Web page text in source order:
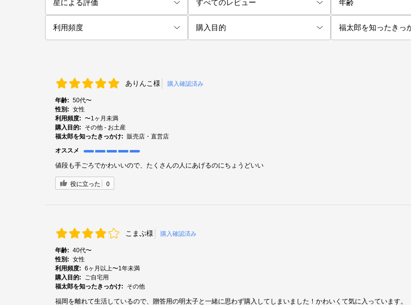
ありんこ様 購入確認済み
年齢: 50代〜
性別: 女性
利用頻度: 〜1ヶ月未満
購入目的:
その他 - お土産
福太郎を知ったきっかけ: 販売店・直営店
オススメ
値段も手ごろでかわいいので、たくさんの人にあげるのにちょうどいい
役に立った 0
こまぷ様 購入確認済み
年齢: 40代〜
性別: 女性
利用頻度: 6ヶ月以上〜1年未満
購入目的:
ご自宅用
福太郎を知ったきっかけ:
その他
福岡を離れて生活しているので、贈答用の明太子と一緒に思わず購入してしまいました！かわいくて気に入っています。